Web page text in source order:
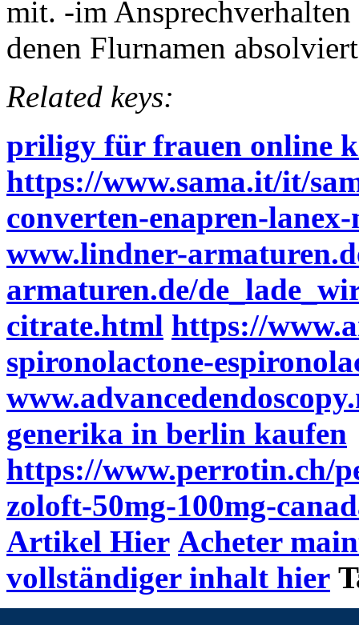
mit. -im
denen Flurnamen
Related keys:
priligy für frauen online
https://www.sama.it/it/
converten-enapren-
www.lindner-
armaturen.de/
citrate.html https://
spironolactone-
generika in berlin kaufen
https://www.perrotin.ch/
zoloft-50mg-100mg-
Artikel Hier Acheter
vollständiger inhalt hier